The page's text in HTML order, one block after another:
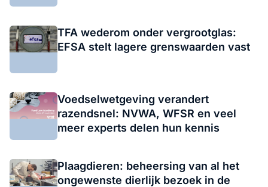
TFA wederom onder vergrootglas:
EFSA stelt lagere grenswaarden vast
Voedselwetgeving verandert
razendsnel: NVWA, WFSR en veel
meer experts delen hun kennis
Plaagdieren: beheersing van al het
ongewenste dierlijk bezoek in de